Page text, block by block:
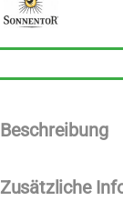
Beschreibung
Zusätzliche